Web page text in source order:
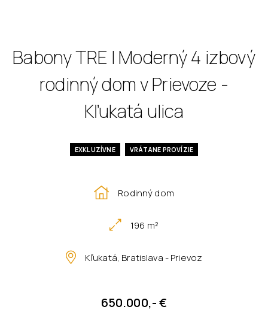
Babony TRE I Moderný 4 izbový
rodinný dom v Prievoze -
Kľukatá ulica
EXKLUZÍVNE VRÁTANE PROVÍZIE
Rodinný dom
196 m²
Kľukatá, Bratislava - Prievoz
650.000,- €